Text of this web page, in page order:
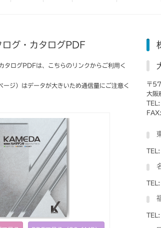
ログ・カタログPDF
タログPDFは、こちらのリンクからご利用く
ジ）はデータが大きいため通信量にご注意く
〒
大阪